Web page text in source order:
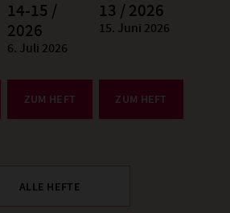
14-15 /
2026
:
6. Juli 2026
ZUM HEFT
13 / 2026
:
15. Juni 2026
ZUM HEFT
ALLE HEFTE